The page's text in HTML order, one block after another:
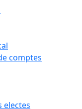
comptes
electes